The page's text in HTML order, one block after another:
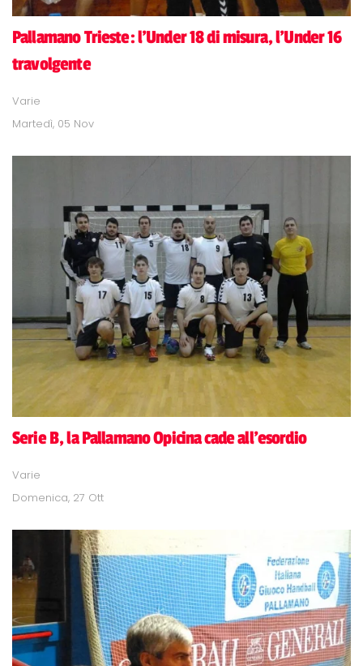
Pallamano Trieste: l'Under 18 di misura, l'Under 16
travolgente
Varie
Martedì, 05 Nov
Serie B, la Pallamano Opicina cade all'esordio
Varie
Domenica, 27 Ott